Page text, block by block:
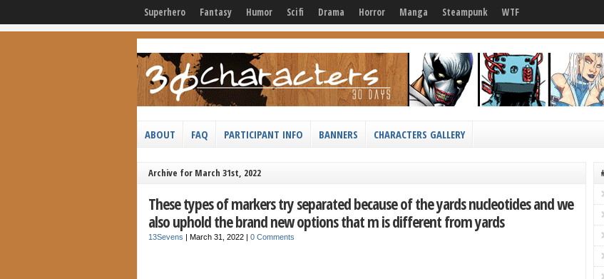
Superhero Fantasy Humor Scifi Drama Horror Manga Steampunk WTF
ABOUT FAQ PARTICIPANT INFO BANNERS CHARACTERS GALLERY
Archive for March 31st, 2022
These types of markers try separated because of the yards nucleotides and we
also uphold the brand new options that m is different from yards
13Sevens | March 31, 2022 | 0 Comments